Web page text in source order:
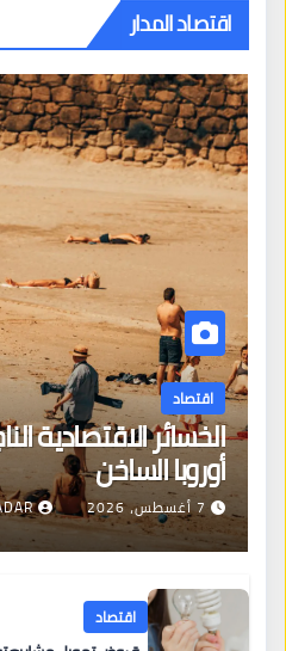
اقتصاد المدار
اقتصاد
الخسائر الاقتصادية
أوروبا الساخن
7 أغسطس، 2026
اقتصاد